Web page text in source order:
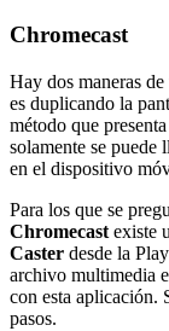
Chromecast
Hay dos maneras
es duplicando la
método que
solamente se puede
en el dispositivo
Para los que se
Chromecast existe
Caster desde la
archivo multimedia
con esta aplicación.
pasos.